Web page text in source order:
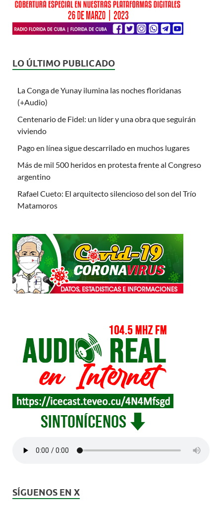
LO ÚLTIMO PUBLICADO
La Conga de Yunay ilumina las noches floridanas
(+Audio)
Centenario de Fidel: un líder y una obra que seguirán
viviendo
Pago en línea sigue descarrilado en muchos lugares
Más de mil 500 heridos en protesta frente al Congreso
argentino
Rafael Cueto: El arquitecto silencioso del son del Trío
Matamoros
SÍGUENOS EN X